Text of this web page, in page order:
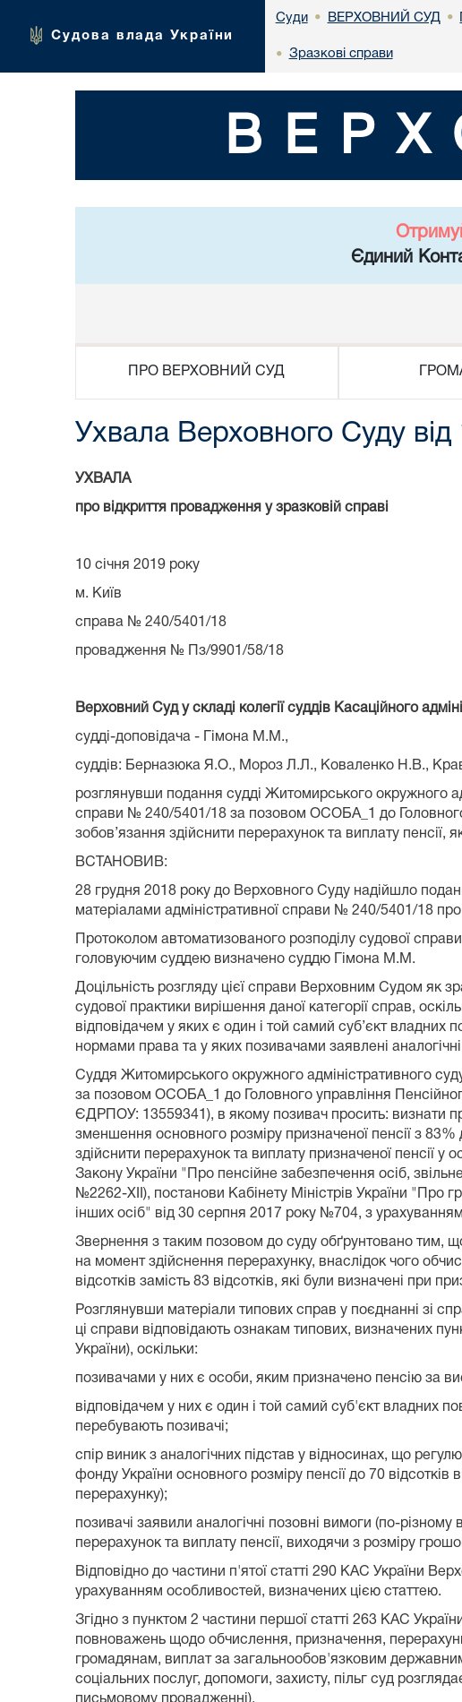
Судова влада України
Суди • ВЕРХОВНИЙ СУД •
• Зразкові справи
Єдиний
ПРО ВЕРХОВНИЙ СУД
Ухвала Верховного Суду
УХВАЛА
про відкриття провадження у зразковій справі
10 січня 2019 року
м. Київ
справа № 240/5401/18
провадження № Пз/9901/58/18
Верховний Суд у складі колегії суддів Касаційного
судді-доповідача - Гімона М.М.,
суддів: Берназюка Я.О., Мороз Л.Л., Коваленко Н.В.,
розглянувши подання судді Житомирського окружного
справи № 240/5401/18 за позовом ОСОБА_1 до Головного
зобов’язання здійснити перерахунок та виплату
ВСТАНОВИВ:
28 грудня 2018 року до Верховного Суду надійшло
матеріалами адміністративної справи № 240/5401/18
Протоколом автоматизованого розподілу судової
головуючим суддею визначено суддю Гімона М.М.
Доцільність розгляду цієї справи Верховним Судом як
судової практики вирішення даної категорії справ,
відповідачем у яких є один і той самий суб’єкт
нормами права та у яких позивачами заявлені
Суддя Житомирського окружного адміністративного
за позовом ОСОБА_1 до Головного управління
ЄДРПОУ: 13559341), в якому позивач просить: визнати
зменшення основного розміру призначеної пенсії з
здійснити перерахунок та виплату призначеної пенсії
Закону України "Про пенсійне забезпечення осіб,
№2262-ХІІ), постанови Кабінету Міністрів України "Про
інших осіб" від 30 серпня 2017 року №704, з
Звернення з таким позовом до суду обґрунтовано тим,
на момент здійснення перерахунку, внаслідок чого
відсотків замість 83 відсотків, які були визначені при
Розглянувши матеріали типових справ у поєднанні зі
ці справи відповідають ознакам типових, визначених
України), оскільки:
позивачами у них є особи, яким призначено пенсію за
відповідачем у них є один і той самий суб'єкт владних
перебувають позивачі;
спір виник з аналогічних підстав у відносинах, що
фонду України основного розміру пенсії до 70 відсотків
перерахунку);
позивачі заявили аналогічні позовні вимоги (по-
перерахунок та виплату пенсії, виходячи з розміру
Відповідно до частини п'ятої статті 290 КАС України
урахуванням особливостей, визначених цією статтею.
Згідно з пунктом 2 частини першої статті 263 КАС
повноважень щодо обчислення, призначення,
громадянам, виплат за загальнообов'язковим державним
соціальних послуг, допомоги, захисту, пільг суд
письмовому провадженні).